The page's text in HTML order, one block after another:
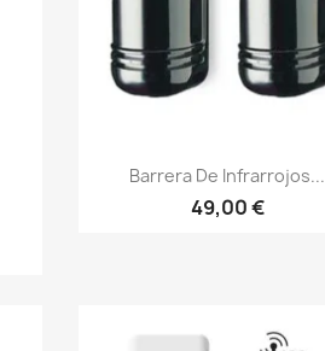
Vista rápida
Barrera De Infrarrojos...
49,00 €